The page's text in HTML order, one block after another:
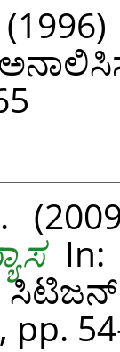
In:
pp.